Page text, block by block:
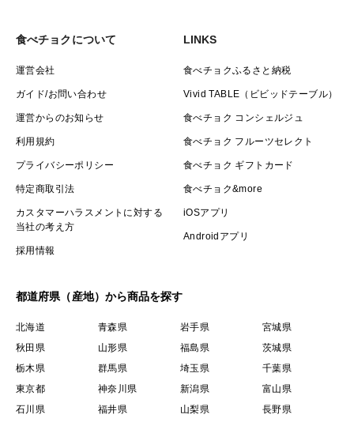
食べチョクについて
運営会社
ガイド/お問い合わせ
運営からのお知らせ
利用規約
プライバシーポリシー
特定商取引法
カスタマーハラスメントに対する
当社の考え方
採用情報
LINKS
食べチョクふるさと納税
Vivid TABLE（ビビッドテーブル）
食べチョク コンシェルジュ
食べチョク フルーツセレクト
食べチョク ギフトカード
食べチョク&more
iOSアプリ
Androidアプリ
都道府県（産地）から商品を探す
北海道 青森県 岩手県
宮城県
秋田県
山形県 福島県
茨城県
栃木県
群馬県 埼玉県
千葉県
東京都
神奈川県 新潟県
富山県
石川県
福井県 山梨県 長野県